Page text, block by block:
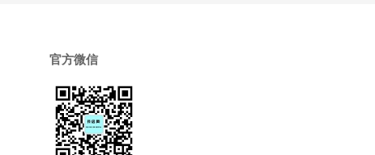
官方微信